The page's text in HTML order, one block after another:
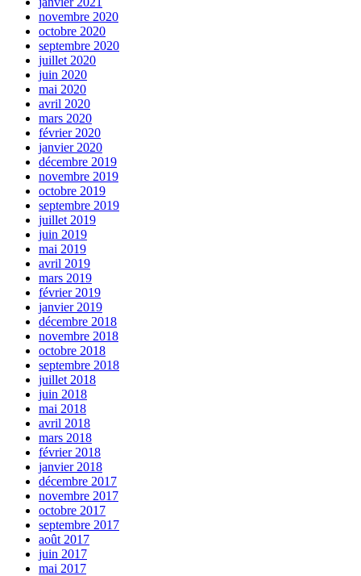
novembre 2020
octobre 2020
septembre 2020
juillet 2020
juin 2020
mai 2020
avril 2020
mars 2020
février 2020
janvier 2020
décembre 2019
novembre 2019
octobre 2019
septembre 2019
juillet 2019
juin 2019
mai 2019
avril 2019
mars 2019
février 2019
janvier 2019
décembre 2018
novembre 2018
octobre 2018
septembre 2018
juillet 2018
juin 2018
mai 2018
avril 2018
mars 2018
février 2018
janvier 2018
décembre 2017
novembre 2017
octobre 2017
septembre 2017
août 2017
juin 2017
mai 2017